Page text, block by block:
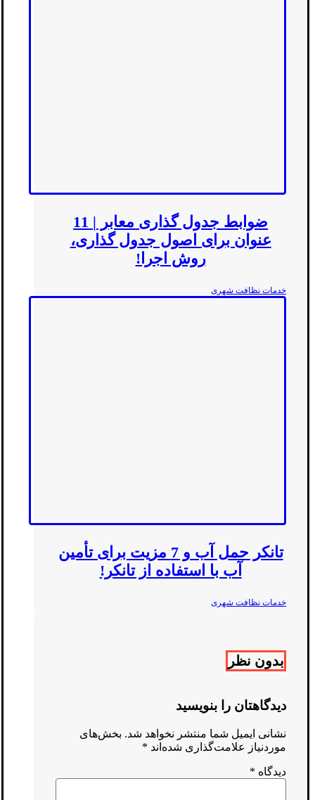
ضوابط جدول گذاری معابر | 11
عنوان برای اصول جدول گذاری،
روش اجرا!
خدمات نظافت شهری
تانکر حمل آب و 7 مزیت برای تأمین
آب با استفاده از تانکر!
خدمات نظافت شهری
بدون نظر
دیدگاهتان را بنویسید
نشانی ایمیل شما منتشر نخواهد شد. بخش‌های
موردنیاز علامت‌گذاری شده‌اند *
دیدگاه *